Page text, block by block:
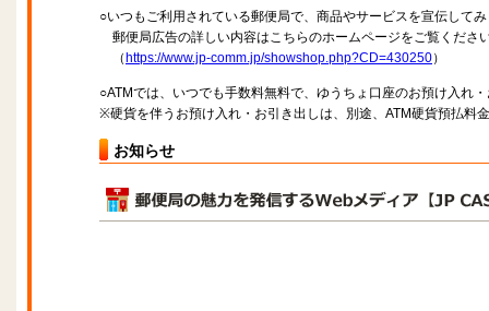
○いつもご利用されている郵便局で、商品やサービスを宣伝して
郵便局広告の詳しい内容はこちらのホームページをご覧くださ
（ https://www.jp-comm.jp/showshop.php?CD=430250）
○ATMでは、いつでも手数料無料で、ゆうちょ口座のお預け入れ
※硬貨を伴うお預け入れ・お引き出しは、別途、ATM硬貨預払料
お知らせ